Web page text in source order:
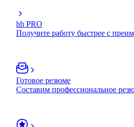
hh PRO
Получите работу быстрее с
Готовое резюме
Составим профессиональное